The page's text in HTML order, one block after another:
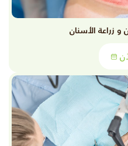
و زراعة الأسنان